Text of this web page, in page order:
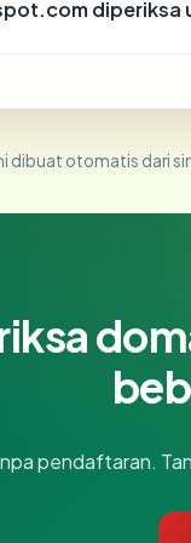
diperiksa
dibuat otomatis dari
pendaftaran.